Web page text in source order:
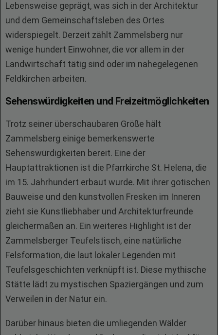
Lebensweise geprägt, was sich in der Architektur
und dem Gemeinschaftsleben des Ortes
widerspiegelt. Derzeit zählt Zammelsberg nur
wenige hundert Einwohner, die vor allem in der
Landwirtschaft tätig sind oder im nahegelegenen
Feldkirchen arbeiten.
Sehenswürdigkeiten und Freizeitmöglichkeiten
Trotz seiner überschaubaren Größe hält
Zammelsberg einige bemerkenswerte
Sehenswürdigkeiten bereit. Eine der
Hauptattraktionen ist die Pfarrkirche St. Helena, die
im 15. Jahrhundert erbaut wurde. Mit ihrer gotischen
Bauweise und den kunstvollen Fresken im Inneren
zieht sie Kunstliebhaber und Architekturfreunde
gleichermaßen an. Ein weiteres Highlight ist der
Zammelsberger Teufelstisch, eine natürliche
Felsformation, die laut lokaler Legenden mit
Teufelsgeschichten verknüpft ist. Diese mythische
Stätte lädt zu mystischen Spaziergängen und zum
Verweilen in der Natur ein.
Darüber hinaus bieten die umliegenden Wälder